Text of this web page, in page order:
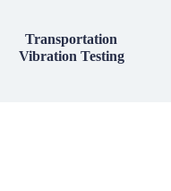
Transportation
Vibration Testing